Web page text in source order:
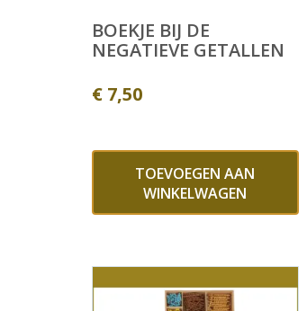
BOEKJE BIJ DE
NEGATIEVE GETALLEN
€ 7,50
TOEVOEGEN AAN
WINKELWAGEN